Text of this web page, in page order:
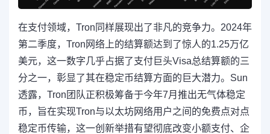
在支付领域，Tron同样展现出了非凡的竞争力。2024年
第二季度，Tron网络上的结算额达到了惊人的1.25万亿
美元，这一数字几乎占据了支付巨头Visa总结算额的三
分之一，彰显了其在稳定币结算方面的巨大潜力。Sun
透露，Tron团队正积极筹备于今年7月推出无气体稳定
币，旨在实现Tron与以太坊网络用户之间的免费点对点
稳定币传输，这一创新举措有望彻底改变小额支付、企